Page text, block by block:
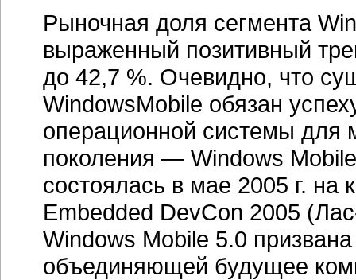
Рыночная доля сегмента
выраженный позитивный
до 42,7 %. Очевидно, что
WindowsMobile обязан
операционной системы для
поколения — Windows
состоялась в мае 2005 г.
Embedded DevCon 2005
Windows Mobile 5.0
объединяющей будущее